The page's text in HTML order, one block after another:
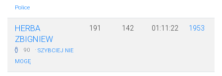
Police
HERBA
ZBIGNIEW
90 · SZYBCIEJ NIE
MOGĘ
191 142 01:11:22 1953